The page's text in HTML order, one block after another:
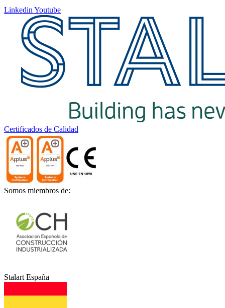
Linkedin Youtube
Certificados de Calidad
Somos miembros de:
Stalart España